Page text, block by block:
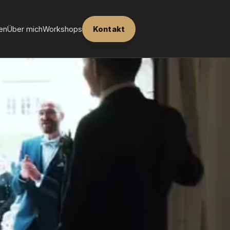
Über michWorkshops Kontakt